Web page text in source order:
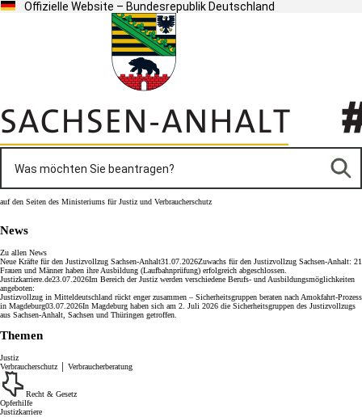
Offizielle Website – Bundesrepublik Deutschland
auf den Seiten des Ministeriums für Justiz und Verbraucherschutz
News
Zu allen News
Neue Kräfte für den Justizvollzug Sachsen-Anhalt31.07.2026Zuwachs für den Justizvollzug Sachsen-Anhalt: 21
Frauen und Männer haben ihre Ausbildung (Laufbahnprüfung) erfolgreich abgeschlossen.
Justizkarriere.de23.07.2026Im Bereich der Justiz werden verschiedene Berufs- und Ausbildungsmöglichkeiten
angeboten:
Justizvollzug in Mitteldeutschland rückt enger zusammen – Sicherheitsgruppen beraten nach Amokfahrt-​Prozess
in Magdeburg03.07.2026In Magdeburg haben sich am 2. Juli 2026 die Sicherheitsgruppen des Justizvollzugs
aus Sachsen-​Anhalt, Sachsen und Thüringen getroffen.
Themen
Justiz
Verbraucherschutz │ Verbraucherberatung
Recht & Gesetz
Opferhilfe
Justizkarriere